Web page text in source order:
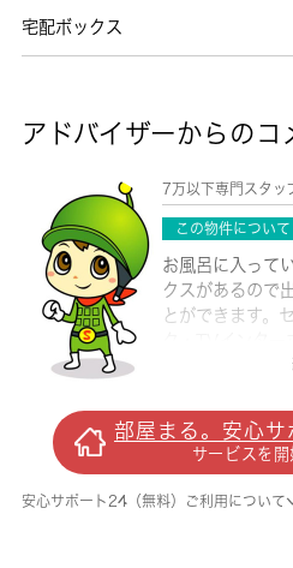
宅配ボックス
アドバイザーからのコ
7万以下専門スタッ
この物件について
お風呂に入って
クスがあるので
とができます。
防犯対策もばっ
やすいお部屋に
ット・シューズ
と空間を利用す
持ちいい新築物
部屋まる。安心サ
サービスを開
安心サポート24（無料）ご利用について